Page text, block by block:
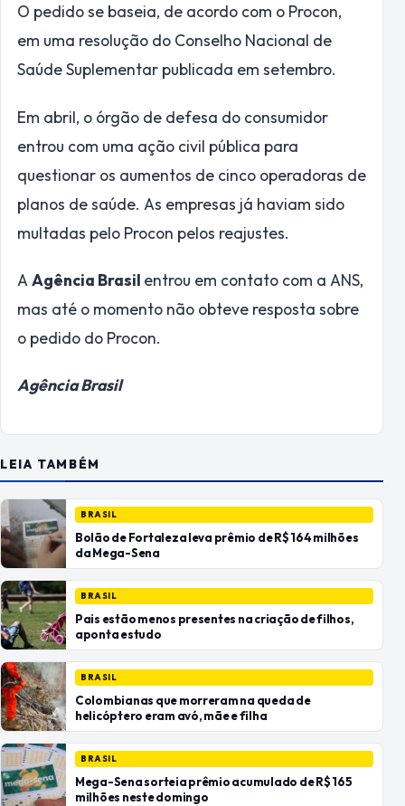
O pedido se baseia, de acordo com o Procon,
em uma resolução do Conselho Nacional de
Saúde Suplementar publicada em setembro.
Em abril, o órgão de defesa do consumidor
entrou com uma ação civil pública para
questionar os aumentos de cinco operadoras de
planos de saúde. As empresas já haviam sido
multadas pelo Procon pelos reajustes.
AAgência Brasil entrou em contato com a ANS,
mas até o momento não obteve resposta sobre
o pedido do Procon.
Agência Brasil
LEIA TAMBÉM
BRASIL
Bolão de Fortaleza leva prêmio de R$ 164 milhões
da Mega-Sena
BRASIL
Pais estão menos presentes na criação de filhos,
aponta estudo
BRASIL
Colombianas que morreram na queda de
helicóptero eram avó, mãe e filha
BRASIL
Mega-Sena sorteia prêmio acumulado de R$ 165
milhões neste domingo